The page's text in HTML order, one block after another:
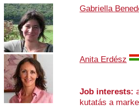
Gabriella
Anita Erdész
Job interests:
kutatás a